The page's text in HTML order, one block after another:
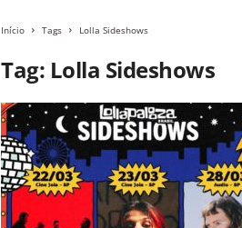
Início Tags Lolla Sideshows
Tag: Lolla Sideshows